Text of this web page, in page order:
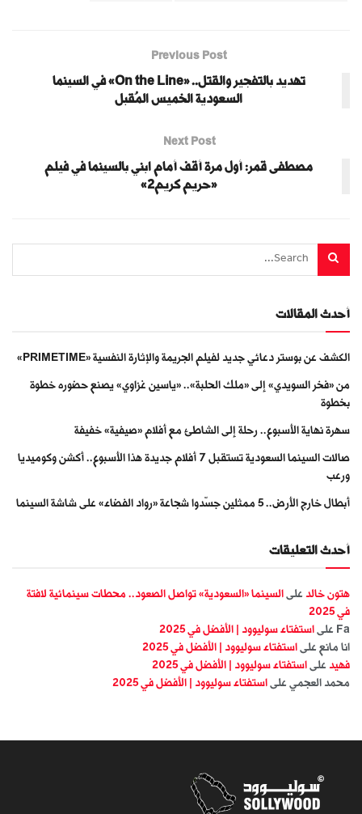
Previous Post
تهديد بالتفجير والقتل.. «On the Line» في السينما
السعودية الخميس المُقبل
Next Post
مصطفى قمر: أول مرة أقف أمام ابني بالسينما في فيلم
«حريم كريم2»
أحدث المقالات
الكشف عن بوستر دعائي جديد لفيلم الجريمة والإثارة النفسية «PRIMETIME»
من «فخر السويدي» إلى «ملك الحلبة».. «ياسين غزاوي» يصنع حضوره خطوة
بخطوة
سهرة نهاية الأسبوع.. رحلة إلى الشاطئ مع أفلام «صيفية» خفيفة
صالات السينما السعودية تستقبل 7 أفلام جديدة هذا الأسبوع.. أكشن وكوميديا
ورعب
أبطال خارج الأرض.. 5 ممثلين جسّدوا شجاعة «رواد الفضاء» على شاشة السينما
أحدث التعليقات
هتون خالد على السينما «السعودية» تواصل الصعود.. محطات سينمائية لافتة
في 2025
Fa على استفتاء سوليوود | الأفضل في 2025
انا مانع على استفتاء سوليوود | الأفضل في 2025
فهيد على استفتاء سوليوود | الأفضل في 2025
محمد العجمي على استفتاء سوليوود | الأفضل في 2025